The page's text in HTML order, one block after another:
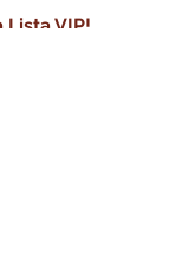
Lista VIP!